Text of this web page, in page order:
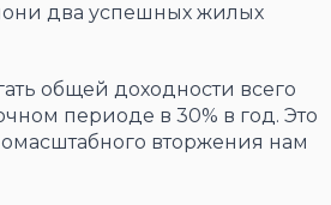
два успешных жилых
общей доходности всего
периоде в 30% в год. Это
вторжения нам